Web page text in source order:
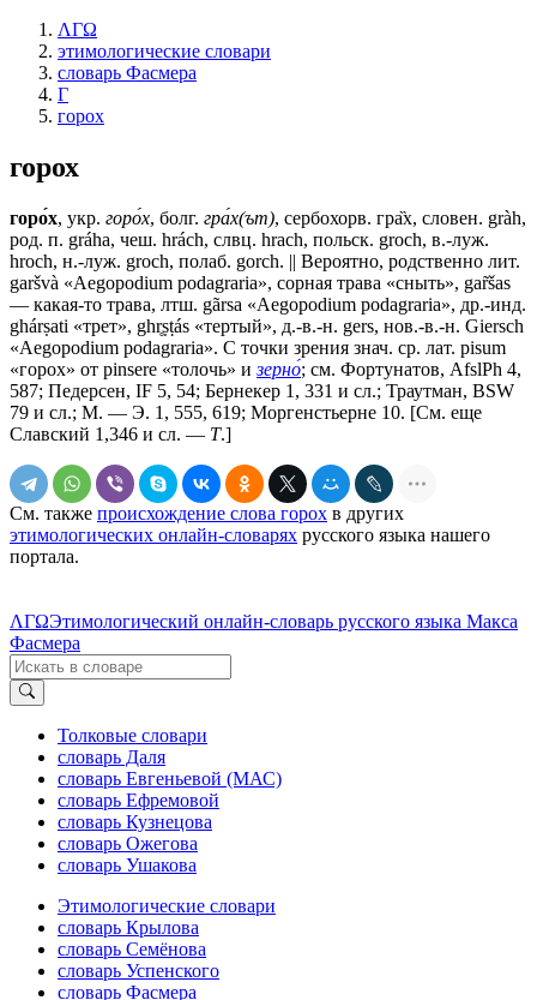
ΛΓΩ
этимологические словари
словарь Фасмера
Г
горох
горох
горо́х, укр. горо́х, болг. гра́х(ът), сербохорв. гра̏х, словен. gràh,
род. п. gráha, чеш. hrách, слвц. hrach, польск. groch, в.-луж.
hroch, н.-луж. groch, полаб. gorch. || Вероятно, родственно лит.
garšvà «Aegopodium podagraria», сорная трава «сныть», gar̃šas
— какая-то трава, лтш. gãrsa «Aegopodium podagraria», др.-инд.
ghárṣati «трет», ghr̥ṣṭás «тертый», д.-в.-н. gers, нов.-в.-н. Giersch
«Aegopodium podagraria». С точки зрения знач. ср. лат. pisum
«горох» от pinsere «толочь» изерно́; см. Фортунатов, AfslPh 4,
587; Педерсен, IF 5, 54; Бернекер 1, 331 и сл.; Траутман, BSW
79 и сл.; М. — Э. 1, 555, 619; Моргенстьерне 10. [См. еще
Славский 1,346 и сл. — Т.]
См. также происхождение слова горох в других
этимологических онлайн-словарях русского языка нашего
портала.
ΛΓΩЭтимологический онлайн-словарь русского языка Макса
Фасмера
Толковые словари
словарь Даля
словарь Евгеньевой (МАС)
словарь Ефремовой
словарь Кузнецова
словарь Ожегова
словарь Ушакова
Этимологические словари
словарь Крылова
словарь Семёнова
словарь Успенского
словарь Фасмера